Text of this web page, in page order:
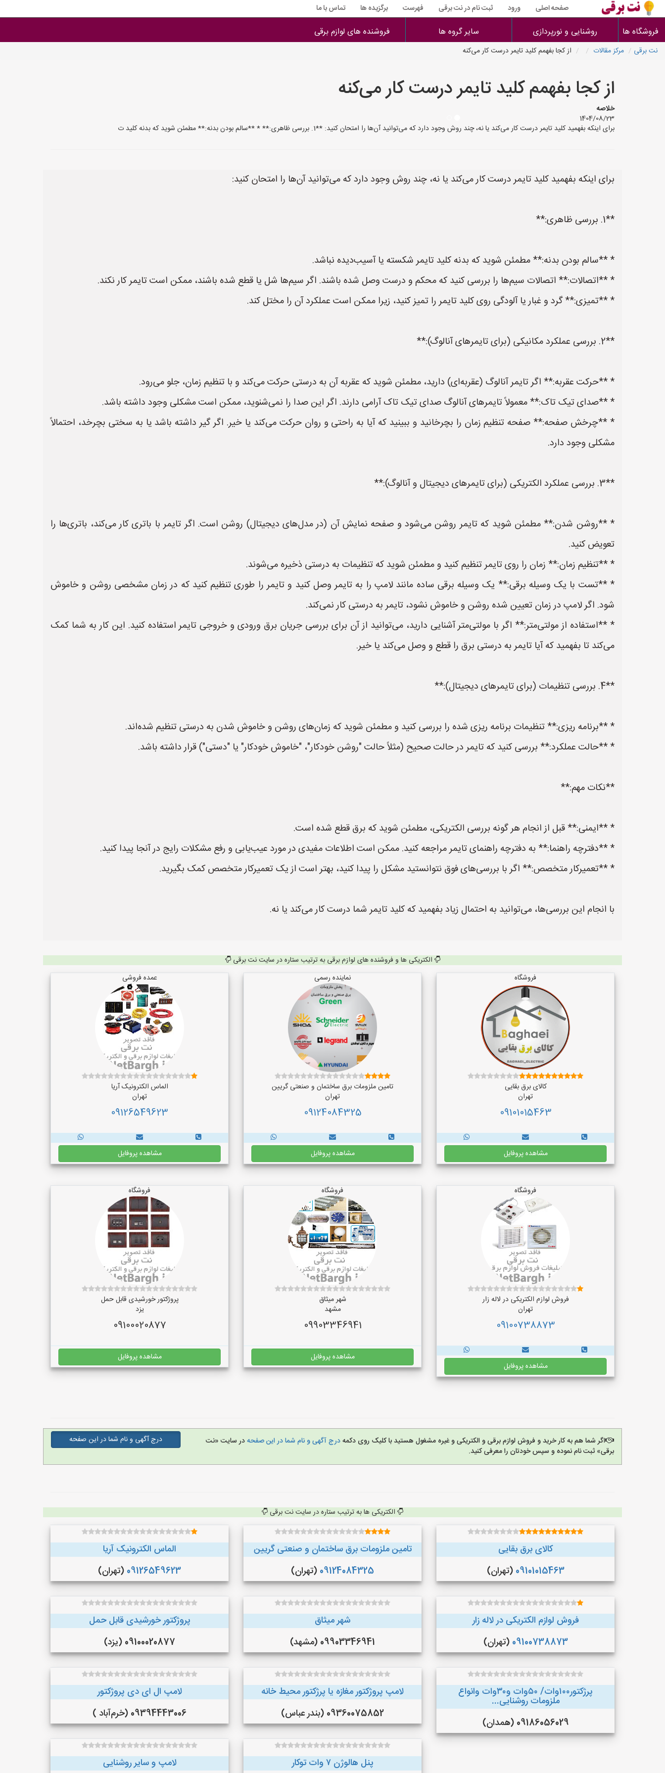
صفحه اصلی ورود ثبت نام در نت برقی فهرست برگزیده ها تماس با ما
فروشگاه ها روشنایی و نورپردازی سایر گروه ها فروشنده های لوازم برقی
نت برقی مرکز مقالات از کجا بفهمم کلید تایمر درست کار می‌کنه
از کجا بفهمم کلید تایمر درست کار می‌کنه
خلاصه
1404/08/23
برای اینکه بفهمید کلید تایمر درست کار می‌کند یا نه، چند روش وجود دارد که می‌توانید آن‌ها را امتحان کنید: **1. بررسی ظاهری:** * **سالم بودن بدنه:** مطمئن شوید که بدنه کلید ت
برای اینکه بفهمید کلید تایمر درست کار می‌کند یا نه، چند روش وجود دارد که می‌توانید آن‌ها را امتحان کنید:
**1. بررسی ظاهری:**
* **سالم بودن بدنه:** مطمئن شوید که بدنه کلید تایمر شکسته یا آسیب‌دیده نباشد.
* **اتصالات:** اتصالات سیم‌ها را بررسی کنید که محکم و درست وصل شده باشند. اگر سیم‌ها شل یا قطع شده باشند، ممکن است تایمر کار نکند.
* **تمیزی:** گرد و غبار یا آلودگی روی کلید تایمر را تمیز کنید، زیرا ممکن است عملکرد آن را مختل کند.
**2. بررسی عملکرد مکانیکی (برای تایمرهای آنالوگ):**
* **حرکت عقربه:** اگر تایمر آنالوگ (عقربه‌ای) دارید، مطمئن شوید که عقربه آن به درستی حرکت می‌کند و با تنظیم زمان، جلو می‌رود.
* **صدای تیک تاک:** معمولاً تایمرهای آنالوگ صدای تیک تاک آرامی دارند. اگر این صدا را نمی‌شنوید، ممکن است مشکلی وجود داشته باشد.
* **چرخش صفحه:** صفحه تنظیم زمان را بچرخانید و ببینید که آیا به راحتی و روان حرکت می‌کند یا خیر. اگر گیر داشته باشد یا به سختی بچرخد، احتمالاً
مشکلی وجود دارد.
**3. بررسی عملکرد الکتریکی (برای تایمرهای دیجیتال و آنالوگ):**
* **روشن شدن:** مطمئن شوید که تایمر روشن می‌شود و صفحه نمایش آن (در مدل‌های دیجیتال) روشن است. اگر تایمر با باتری کار می‌کند، باتری‌ها را
تعویض کنید.
* **تنظیم زمان:** زمان را روی تایمر تنظیم کنید و مطمئن شوید که تنظیمات به درستی ذخیره می‌شوند.
* **تست با یک وسیله برقی:** یک وسیله برقی ساده مانند لامپ را به تایمر وصل کنید و تایمر را طوری تنظیم کنید که در زمان مشخصی روشن و خاموش
شود. اگر لامپ در زمان تعیین شده روشن و خاموش نشود، تایمر به درستی کار نمی‌کند.
* **استفاده از مولتی‌متر:** اگر با مولتی‌متر آشنایی دارید، می‌توانید از آن برای بررسی جریان برق ورودی و خروجی تایمر استفاده کنید. این کار به شما کمک
می‌کند تا بفهمید که آیا تایمر به درستی برق را قطع و وصل می‌کند یا خیر.
**4. بررسی تنظیمات (برای تایمرهای دیجیتال):**
* **برنامه ریزی:** تنظیمات برنامه ریزی شده را بررسی کنید و مطمئن شوید که زمان‌های روشن و خاموش شدن به درستی تنظیم شده‌اند.
* **حالت عملکرد:** بررسی کنید که تایمر در حالت صحیح (مثلاً حالت "روشن خودکار"، "خاموش خودکار" یا "دستی") قرار داشته باشد.
**نکات مهم:**
* **ایمنی:** قبل از انجام هر گونه بررسی الکتریکی، مطمئن شوید که برق قطع شده است.
* **دفترچه راهنما:** به دفترچه راهنمای تایمر مراجعه کنید. ممکن است اطلاعات مفیدی در مورد عیب‌یابی و رفع مشکلات رایج در آنجا پیدا کنید.
* **تعمیرکار متخصص:** اگر با بررسی‌های فوق نتوانستید مشکل را پیدا کنید، بهتر است از یک تعمیرکار متخصص کمک بگیرید.
با انجام این بررسی‌ها، می‌توانید به احتمال زیاد بفهمید که کلید تایمر شما درست کار می‌کند یا نه.
الکتریکی ها و فروشنده های لوازم برقی به ترتیب ستاره در سایت نت برقی
فروشگاه
کالای برق بقایی
تهران
09101015463
مشاهده پروفایل
نماینده رسمی
تامین ملزومات برق ساختمان و صنعتی گریین
تهران
09124084325
مشاهده پروفایل
عمده فروشی
الماس الکترونیک آریا
تهران
09126549623
مشاهده پروفایل
فروشگاه
فروش لوازم الکتریکی در لاله زار
تهران
09100738873
مشاهده پروفایل
فروشگاه
شهر میثاق
مشهد
09903346941
مشاهده پروفایل
فروشگاه
پروژکتور خورشیدی قابل حمل
یزد
09100020877
مشاهده پروفایل
اگر شما هم به کار خرید و فروش لوازم برقی و الکتریکی و غیره مشغول هستید با کلیک روی دکمهدرج آگهی و نام شما در این صفحهدر سایت «نت
برقی» ثبت نام نموده و سپس خودتان را معرفی کنید.
درج آگهی و نام شما در این صفحه
الکتریکی ها به ترتیب ستاره در سایت نت برقی
کالای برق بقایی
09101015463 (تهران)
تامین ملزومات برق ساختمان و صنعتی گریین
09124084325 (تهران)
الماس الکترونیک آریا
09126549623 (تهران)
فروش لوازم الکتریکی در لاله زار
09100738873 (تهران)
شهر میثاق
09903346941 (مشهد)
پروژکتور خورشیدی قابل حمل
09100020877 (یزد)
پرژکتور۱۰۰وات/ ۵۰وات و۳۰وات وانواع
ملزومات روشنایی...
09186056029 (همدان)
لامپ پروژکتور مغازه یا پرژکتور محیط خانه
09360075852 (بندر عباس)
لامپ ال ای دی پروژکتور
09394443006 (خرم‌آباد )
پنل هالوژن ۷ وات توکار لامپ و سایر روشنایی